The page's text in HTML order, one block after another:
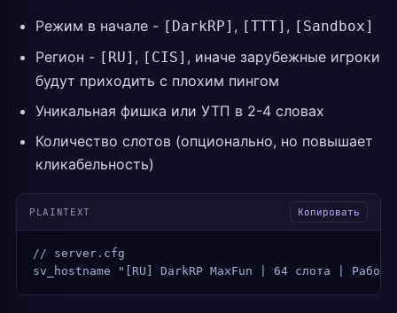
Режим в начале - [DarkRP] , [TTT] , [Sandbox]
Регион - [RU] , [CIS] , иначе зарубежные игроки
будут приходить с плохим пингом
Уникальная фишка или УТП в 2-4 словах
Количество слотов (опционально, но повышает
кликабельность)
PLAINTEXT Копировать
// server.cfg
sv_hostname "[RU] DarkRP MaxFun | 64 слота |